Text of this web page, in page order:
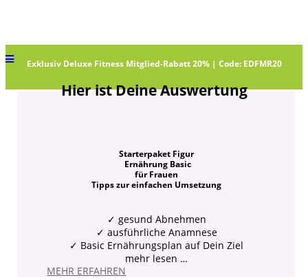
Exklusiv Deluxe Fitness Mitglied-Rabatt 20% | Code: EDFMR20
Hier ist Deine Auswertung
Starterpaket Figur
Ernährung Basic
für Frauen
Tipps zur einfachen Umsetzung
✓ gesund Abnehmen
✓ ausführliche Anamnese
✓ Basic Ernährungsplan auf Dein Ziel
mehr lesen …
MEHR ERFAHREN